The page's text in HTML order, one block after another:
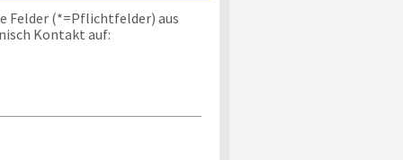
Felder (*=Pflichtfelder) aus
Kontakt auf: